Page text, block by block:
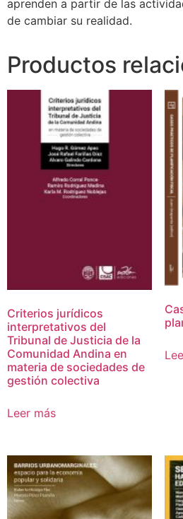
aprenden a partir de las
de cambiar su realidad.
Productos
Criterios jurídicos
interpretativos del
Tribunal de Justicia de la
Comunidad Andina en
materia de sociedades de
gestión colectiva
Leer más